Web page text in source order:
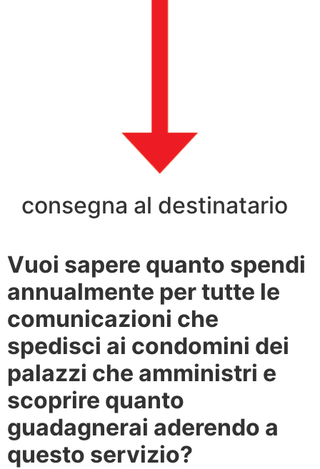
consegna al destinatario
Vuoi sapere quanto spendi
annualmente per tutte le
comunicazioni che
spedisci ai condomini dei
palazzi che amministri e
scoprire quanto
guadagnerai aderendo a
questo servizio?